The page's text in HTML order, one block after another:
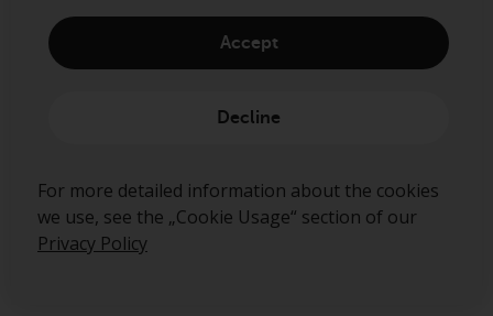
Accept
Decline
For more detailed information about the cookies
we use, see the „Cookie Usage“ section of our
Privacy Policy
Governance
Cookie Policy
Abo-Center